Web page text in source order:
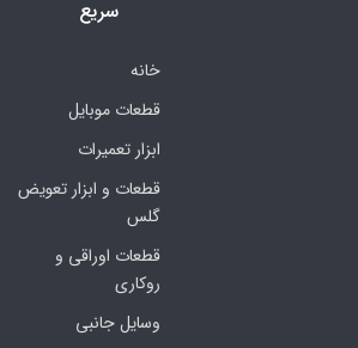
سریع
خانه
قطعات موبایل
ابزار تعمیرات
قطعات و ابزار تعویض
گلس
قطعات اوراقی و
روکاری
وسایل جانبی